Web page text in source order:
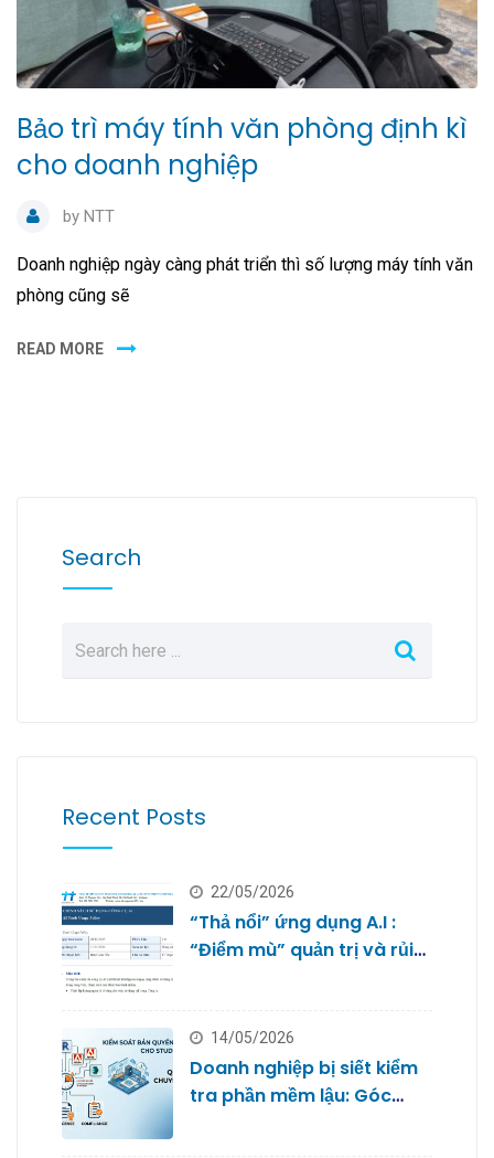
Bảo trì máy tính văn phòng định kì
cho doanh nghiệp
by NTT
Doanh nghiệp ngày càng phát triển thì số lượng máy tính văn
phòng cũng sẽ
READ MORE
Search
Recent Posts
22/05/2026
“Thả nổi” ứng dụng A.I :
“Điểm mù” quản trị và rủi
14/05/2026
Doanh nghiệp bị siết kiểm
tra phần mềm lậu: Góc